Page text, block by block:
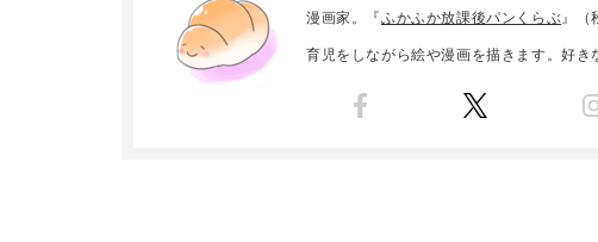
漫画家。『ふかふか放課後パンくらぶ』（
育児をしながら絵や漫画を描きます。好き